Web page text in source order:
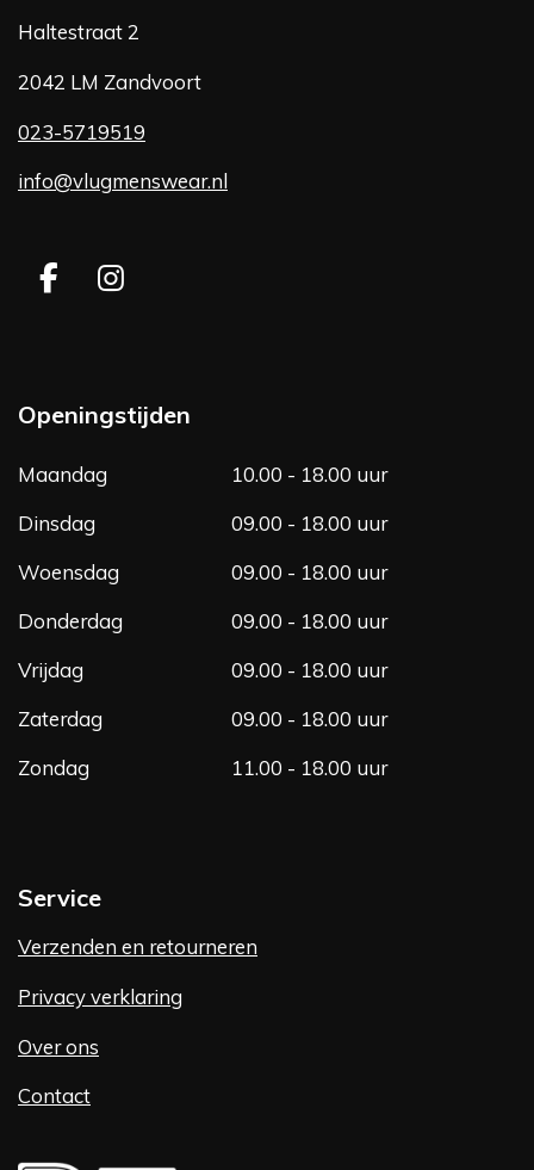
Haltestraat 2
2042 LM Zandvoort
023-5719519
info@vlugmenswear.nl
F
b
o
k
I
a
g
Openingstijden
Maandag
10.00 - 18.00 uur
Dinsdag
09.00 - 18.00 uur
Woensdag
09.00 - 18.00 uur
Donderdag
09.00 - 18.00 uur
Vrijdag
09.00 - 18.00 uur
Zaterdag
09.00 - 18.00 uur
Zondag
11.00 - 18.00 uur
Service
Verzenden en retourneren
Privacy verklaring
Over ons
Contact